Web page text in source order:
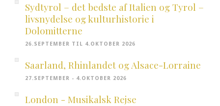
Sydtyrol – det bedste af Italien og Tyrol –
livsnydelse og kulturhistorie i
Dolomitterne
26.SEPTEMBER TIL 4.OKTOBER 2026
Saarland, Rhinlandet og Alsace-Lorraine
27.SEPTEMBER - 4.OKTOBER 2026
London - Musikalsk Rejse